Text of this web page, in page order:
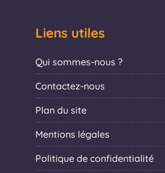
Liens utiles
Qui sommes-nous ?
Contactez-nous
Plan du site
Mentions légales
Politique de confidentialité